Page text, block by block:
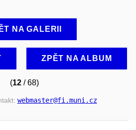
NA GALERII
ZPĚT NA ALBUM
(12 / 68)
webmaster@fi.muni.cz